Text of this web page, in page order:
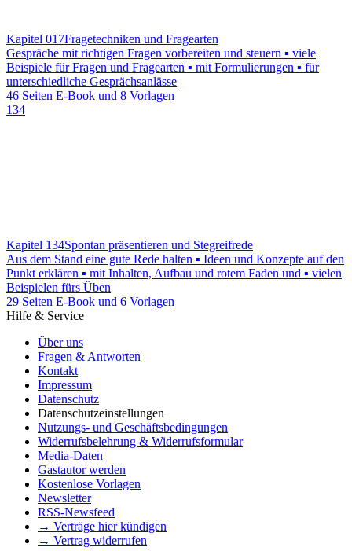
Kapitel 017Fragetechniken und Fragearten
Gespräche mit richtigen Fragen vorbereiten und steuern ▪ viele
Beispiele für Fragen und Fragearten ▪ mit Formulierungen ▪ für
unterschiedliche Gesprächsanlässe
46 Seiten E-Book und 8 Vorlagen
134
Kapitel 134Spontan präsentieren und Stegreifrede
Aus dem Stand eine gute Rede halten ▪ Ideen und Konzepte auf den
Punkt erklären ▪ mit Inhalten, Aufbau und rotem Faden und ▪ vielen
Beispielen fürs Üben
29 Seiten E-Book und 6 Vorlagen
Hilfe & Service
Über uns
Fragen & Antworten
Kontakt
Impressum
Datenschutz
Datenschutzeinstellungen
Nutzungs- und Geschäftsbedingungen
Widerrufsbelehrung & Widerrufsformular
Media-Daten
Gastautor werden
Kostenlose Vorlagen
Newsletter
RSS-Newsfeed
→ Verträge hier kündigen
→ Vertrag widerrufen